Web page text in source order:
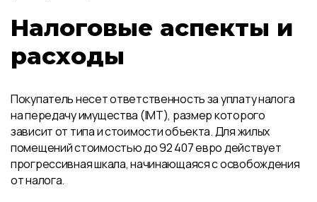
Налоговые аспекты и
расходы
Покупатель несет ответственность за уплату налога
на передачу имущества (IMT), размер которого
зависит от типа и стоимости объекта. Для жилых
помещений стоимостью до 92 407 евро действует
прогрессивная шкала, начинающаяся с освобождения
от налога.